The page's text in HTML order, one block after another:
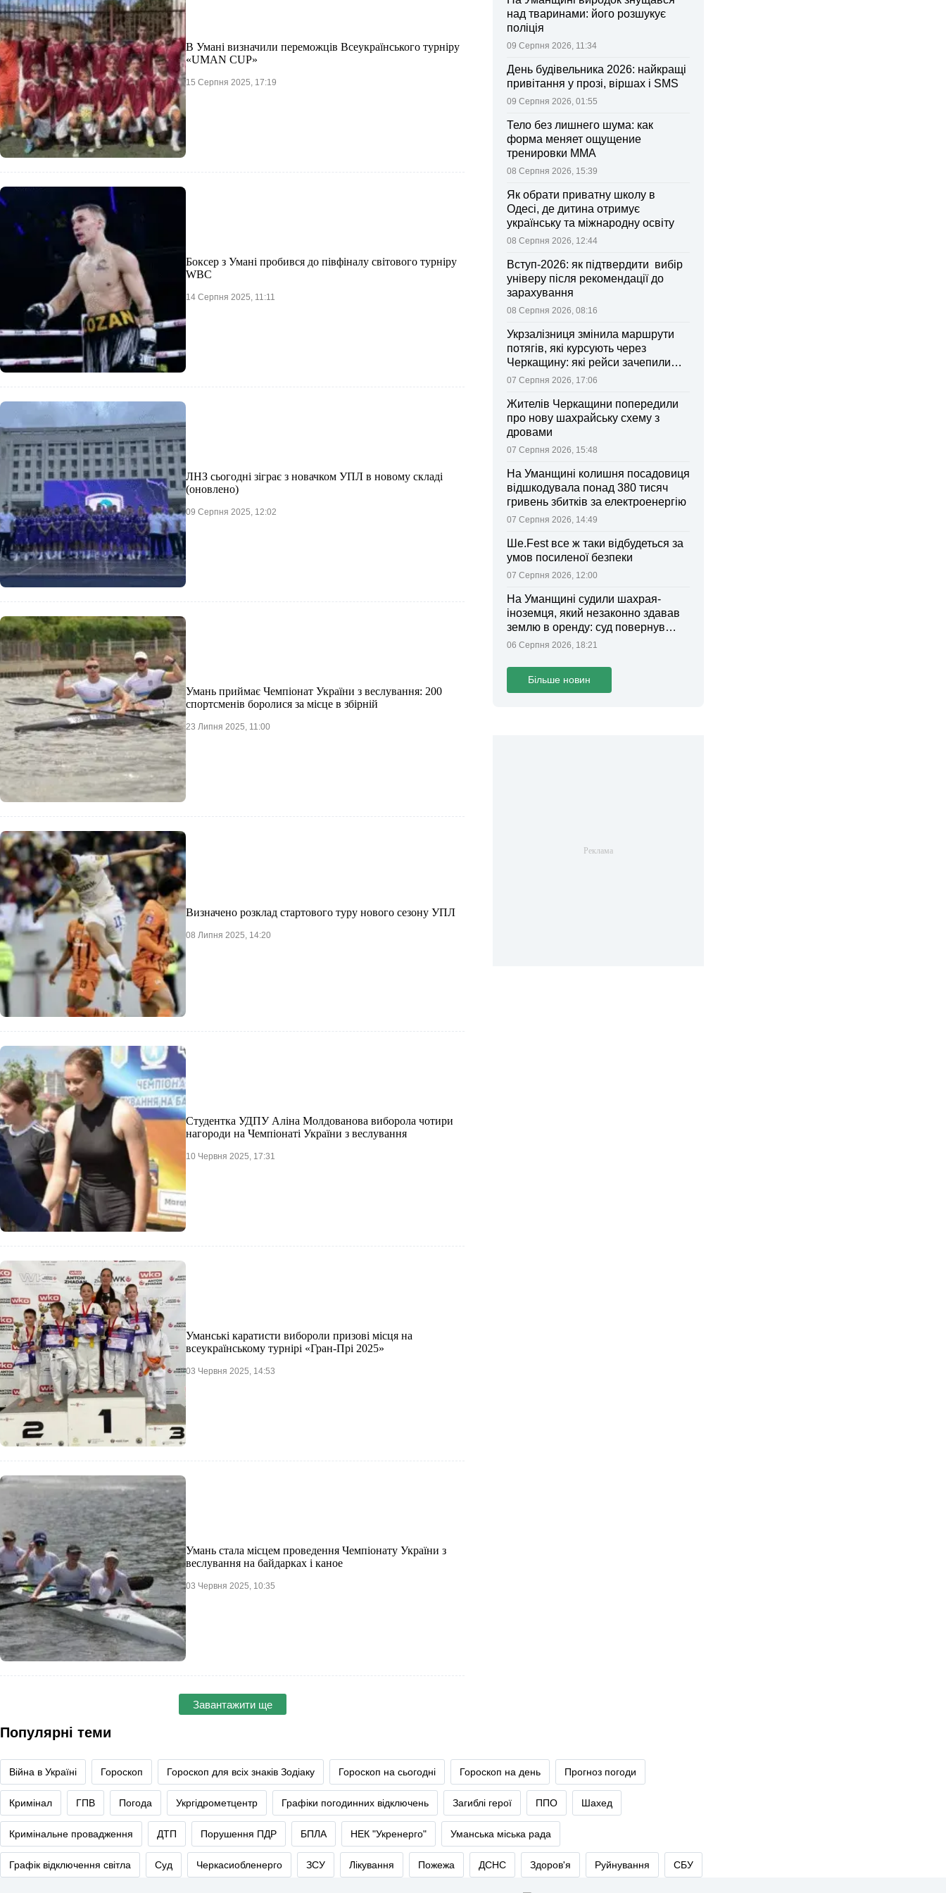
В Умані визначили переможців Всеукраїнського турніру
«UMAN CUP»
15 Серпня 2025, 17:19
Боксер з Умані пробився до півфіналу світового турніру
WBC
14 Серпня 2025, 11:11
ЛНЗ сьогодні зіграє з новачком УПЛ в новому складі
(оновлено)
09 Серпня 2025, 12:02
Умань приймає Чемпіонат України з веслування: 200
спортсменів боролися за місце в збірній
23 Липня 2025, 11:00
Визначено розклад стартового туру нового сезону УПЛ
08 Липня 2025, 14:20
Студентка УДПУ Аліна Молдованова виборола чотири
нагороди на Чемпіонаті України з веслування
10 Червня 2025, 17:31
Уманські каратисти вибороли призові місця на
всеукраїнському турнірі «Гран-Прі 2025»
03 Червня 2025, 14:53
Умань стала місцем проведення Чемпіонату України з
веслування на байдарках і каное
03 Червня 2025, 10:35
Завантажити ще
над тваринами: його розшукує
поліція
09 Серпня 2026, 11:34
День будівельника 2026: найкращі
привітання у прозі, віршах і SMS
09 Серпня 2026, 01:55
Тело без лишнего шума: как
форма меняет ощущение
тренировки ММА
08 Серпня 2026, 15:39
Як обрати приватну школу в
Одесі, де дитина отримує
українську та міжнародну освіту
08 Серпня 2026, 12:44
Вступ-2026: як підтвердити вибір
універу після рекомендації до
зарахування
08 Серпня 2026, 08:16
Укрзалізниця змінила маршрути
потягів, які курсують через
Черкащину: які рейси зачепили
зміни
07 Серпня 2026, 17:06
Жителів Черкащини попередили
про нову шахрайську схему з
дровами
07 Серпня 2026, 15:48
На Уманщині колишня посадовиця
відшкодувала понад 380 тисяч
гривень збитків за електроенергію
07 Серпня 2026, 14:49
Ше.Fest все ж таки відбудеться за
умов посиленої безпеки
07 Серпня 2026, 12:00
На Уманщині судили шахрая-
іноземця, який незаконно здавав
землю в оренду: суд повернув
ділянки громаді
06 Серпня 2026, 18:21
Більше новин
Популярні теми
Війна в Україні Гороскоп Гороскоп для всіх знаків Зодіаку Гороскоп на сьогодні Гороскоп на день Прогноз погоди
Кримінал ГПВ Погода Укргідрометцентр Графіки погодинних відключень Загиблі герої ППО Шахед
Кримінальне провадження ДТП Порушення ПДР БПЛА НЕК "Укренерго" Уманська міська рада
Графік відключення світла Суд Черкасиобленерго ЗСУ Лікування Пожежа ДСНС Здоров'я Руйнування СБУ